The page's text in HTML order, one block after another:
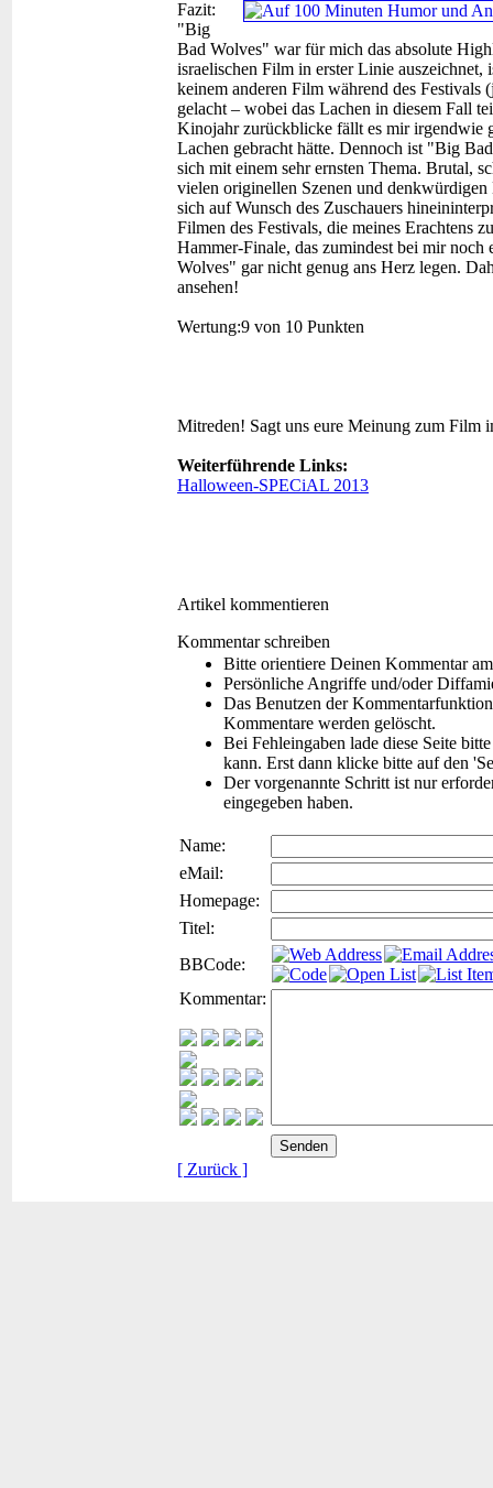
Fazit:
"Big
Bad Wolves" war für mich das absolute
israelischen Film in erster Linie
keinem anderen Film während des
gelacht – wobei das Lachen in diesem Fall
Kinojahr zurückblicke fällt es mir irgendwie
Lachen gebracht hätte. Dennoch ist "Big
sich mit einem sehr ernsten Thema. Brutal,
vielen originellen Szenen und
sich auf Wunsch des Zuschauers
Filmen des Festivals, die meines Erachtens
Hammer-Finale, das zumindest bei mir
Wolves" gar nicht genug ans Herz legen.
ansehen!
Wertung:9 von 10 Punkten
Mitreden! Sagt uns eure Meinung zum Film
Weiterführende Links:
Halloween-SPECiAL 2013
Artikel kommentieren
Kommentar schreiben
Bitte orientiere Deinen Kommentar
Persönliche Angriffe und/oder
Das Benutzen der
Kommentare werden gelöscht.
Bei Fehleingaben lade diese Seite
kann. Erst dann klicke bitte auf den
Der vorgenannte Schritt ist nur
eingegeben haben.
Name:
eMail:
Homepage:
Titel:
BBCode:
Kommentar:
[ Zurück ]